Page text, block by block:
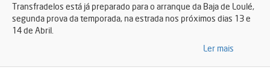
Transfradelos está já preparado para o arranque da Baja de Loulé,
segunda prova da temporada, na estrada nos próximos dias 13 e
14 de Abril.
Ler mais